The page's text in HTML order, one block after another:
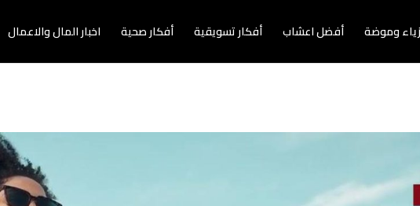
وموضة أفضل اعشاب أفكار تسويقية أفكار صحية اخبار المال والاعمال